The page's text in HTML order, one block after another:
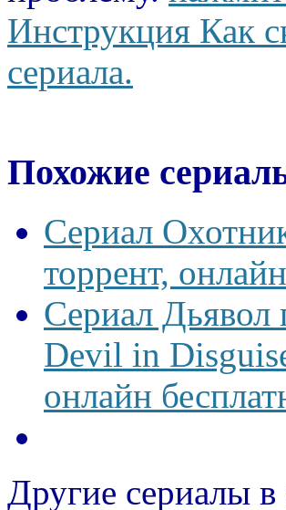
Инструкция Как
сериала.
Похожие
Сериал
торрент,
Сериал
Devil in
онлайн
Другие сериалы в